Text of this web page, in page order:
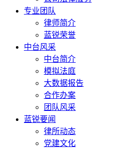
专业团队
律师简介
蓝锐荣誉
中台风采
中台简介
模拟法庭
大数据报告
合作办案
团队风采
蓝锐要闻
律所动态
党建文化